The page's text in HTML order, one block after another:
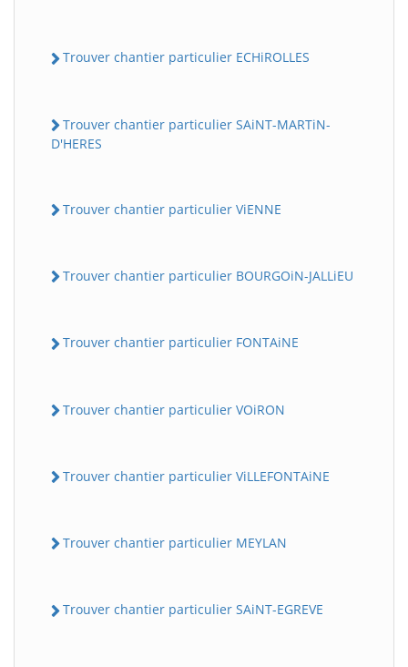
Trouver chantier particulier ECHiROLLES
Trouver chantier particulier SAiNT-MARTiN-
D'HERES
Trouver chantier particulier ViENNE
Trouver chantier particulier BOURGOiN-JALLiEU
Trouver chantier particulier FONTAiNE
Trouver chantier particulier VOiRON
Trouver chantier particulier ViLLEFONTAiNE
Trouver chantier particulier MEYLAN
Trouver chantier particulier SAiNT-EGREVE